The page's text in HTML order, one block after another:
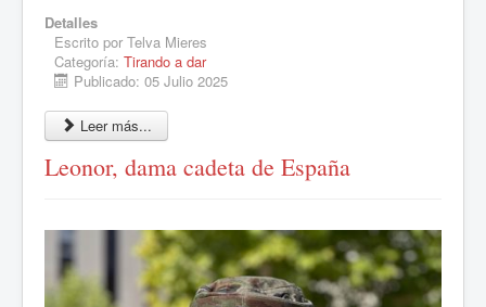
Detalles
Escrito por Telva Mieres
Categoría: Tirando a dar
Publicado: 05 Julio 2025
Leer más...
Leonor, dama cadeta de España